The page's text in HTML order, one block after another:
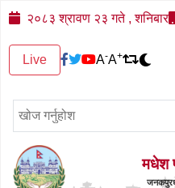
२०८३ श्रावण २३ गते , शनिबार
Live A-A+
मधेश